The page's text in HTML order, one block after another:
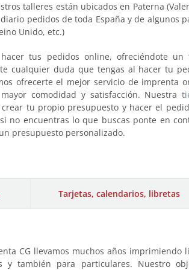
talleres están ubicados en Paterna
pedidos de toda España y de algunos
Unido, etc.)
hacer tus pedidos online, ofreciéndote un
cualquier duda que tengas al hacer tu
ofrecerte el mejor servicio de imprenta
comodidad y satisfacción. Nuestra
tu propio presupuesto y hacer el
no encuentras lo que buscas ponte en
presupuesto personalizado.
Tarjetas, calendarios, libretas
CG llevamos muchos años imprimiendo
y también para particulares. Nuestro